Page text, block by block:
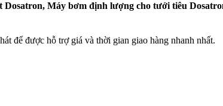
Dosatron, Máy bơm định lượng cho tưới tiêu
để được hỗ trợ giá và thời gian giao hàng nhanh nhất.